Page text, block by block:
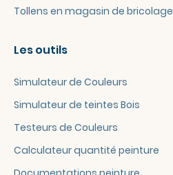
Tollens en magasin de bricolage
Les outils
Simulateur de Couleurs
Simulateur de teintes Bois
Testeurs de Couleurs
Calculateur quantité peinture